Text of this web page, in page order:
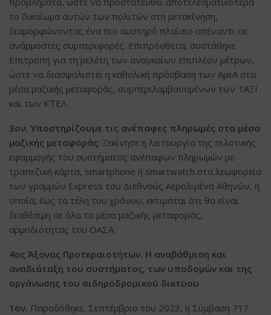
το δικαίωμα αυτών των πολιτών στη μετακίνηση,
διαμορφώνοντας ένα πιο αυστηρό πλαίσιο απέναντι σε
ανάρμοστες συμπεριφορές. Επιπρόσθετα, συστάθηκε
Επιτροπή για τη μελέτη των αναγκαίων επιπλέον μέτρων,
ώστε να διασφαλιστεί η καθολική πρόσβαση των ΑμεΑ στα
μέσα μαζικής μεταφοράς, συμπεριλαμβανομένων των ΤΑΞΙ
και των ΚΤΕΛ.
3ον. Υποστηρίζουμε τις ανέπαφες πληρωμές στα μέσα
μαζικής μεταφοράς: Ξεκίνησε η λειτουργία της πιλοτικής
εφαρμογής του συστήματος ανέπαφων πληρωμών με
τραπεζική κάρτα, smartphone ή smartwatch στα λεωφορεία
των γραμμών Express του Διεθνούς Αερολιμένα Αθηνών, η
οποία, έως τα τέλη του χρόνου, εκτιμάται ότι θα είναι
διαθέσιμη σε όλα τα μέσα μαζικής μεταφοράς,
αρμοδιότητας του ΟΑΣΑ.
4ος Άξονας Προτεραιοτήτων. Η αναβάθμιση και
αναδιάταξη του συστήματος, των υποδομών και της
οργάνωσης του σιδηροδρομικού δικτύου
1ον. Παραδόθηκε, Σεπτέμβριο του 2023, η Σύμβαση 717